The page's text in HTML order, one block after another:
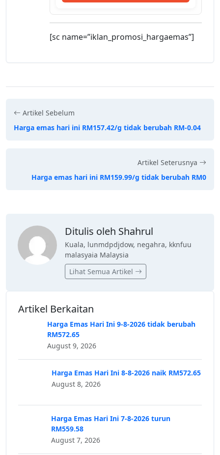
[sc name=”iklan_promosi_hargaemas”]
Artikel Sebelum
Harga emas hari ini RM157.42/g tidak berubah RM-0.04
Artikel Seterusnya
Harga emas hari ini RM159.99/g tidak berubah RM0
Ditulis oleh Shahrul
Kuala, lunmdpdjdow, negahra, kknfuu
malasyaia Malaysia
Lihat Semua Artikel
Artikel Berkaitan
Harga Emas Hari Ini 9-8-2026 tidak berubah
RM572.65
August 9, 2026
Harga Emas Hari Ini 8-8-2026 naik RM572.65
August 8, 2026
Harga Emas Hari Ini 7-8-2026 turun
RM559.58
August 7, 2026